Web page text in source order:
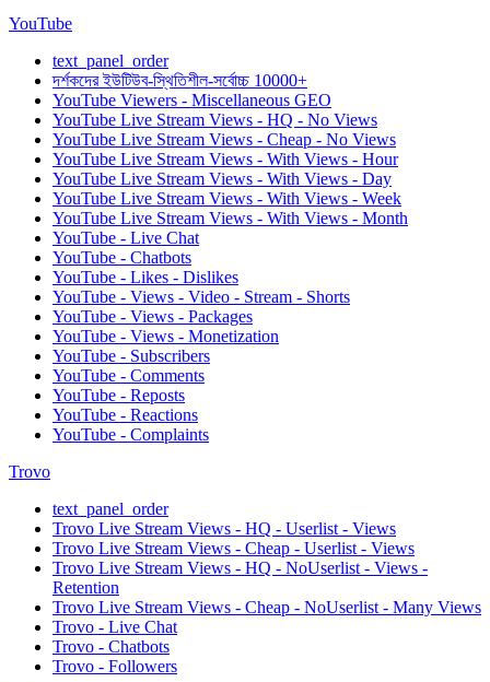
YouTube
text_panel_order
দর্শকদের ইউটিউব-স্থিতিশীল-সর্বোচ্চ 10000+
YouTube Viewers - Miscellaneous GEO
YouTube Live Stream Views - HQ - No Views
YouTube Live Stream Views - Cheap - No Views
YouTube Live Stream Views - With Views - Hour
YouTube Live Stream Views - With Views - Day
YouTube Live Stream Views - With Views - Week
YouTube Live Stream Views - With Views - Month
YouTube - Live Chat
YouTube - Chatbots
YouTube - Likes - Dislikes
YouTube - Views - Video - Stream - Shorts
YouTube - Views - Packages
YouTube - Views - Monetization
YouTube - Subscribers
YouTube - Comments
YouTube - Reposts
YouTube - Reactions
YouTube - Complaints
Trovo
text_panel_order
Trovo Live Stream Views - HQ - Userlist - Views
Trovo Live Stream Views - Cheap - Userlist - Views
Trovo Live Stream Views - HQ - NoUserlist - Views -
Retention
Trovo Live Stream Views - Cheap - NoUserlist - Many Views
Trovo - Live Chat
Trovo - Chatbots
Trovo - Followers